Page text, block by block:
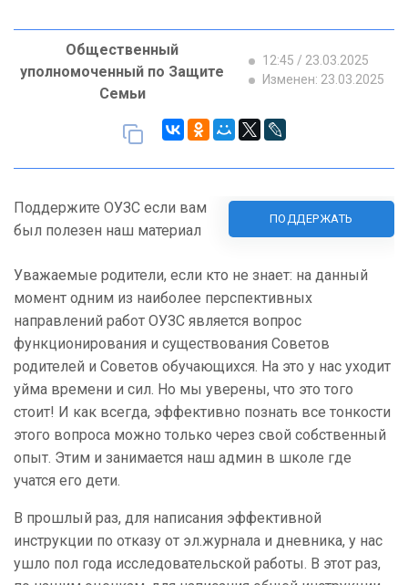
Общественный
уполномоченный по Защите
Семьи
12:45 / 23.03.2025
Изменен: 23.03.2025
Поддержите ОУЗС если вам
был полезен наш материал
ПОДДЕРЖАТЬ
Уважаемые родители, если кто не знает: на данный
момент одним из наиболее перспективных
направлений работ ОУЗС является вопрос
функционирования и существования Советов
родителей и Советов обучающихся. На это у нас уходит
уйма времени и сил. Но мы уверены, что это того
стоит! И как всегда, эффективно познать все тонкости
этого вопроса можно только через свой собственный
опыт. Этим и занимается наш админ в школе где
учатся его дети.
В прошлый раз, для написания эффективной
инструкции по отказу от эл.журнала и дневника, у нас
ушло пол года исследовательской работы. В этот раз,